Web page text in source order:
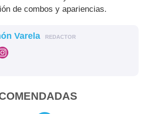
de combos y apariencias.
Varela REDACTOR